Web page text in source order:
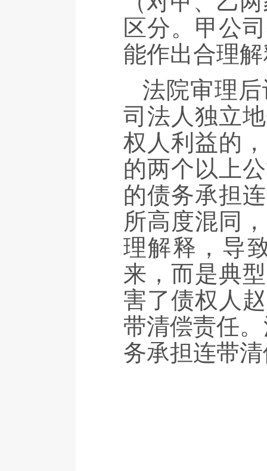
区分。甲公
能作出合理
法院审理
司法人独立
权人利益的
的两个以上
的债务承担
所高度混同
理解释，导
来，而是典
害了债权人
带清偿责任
务承担连带